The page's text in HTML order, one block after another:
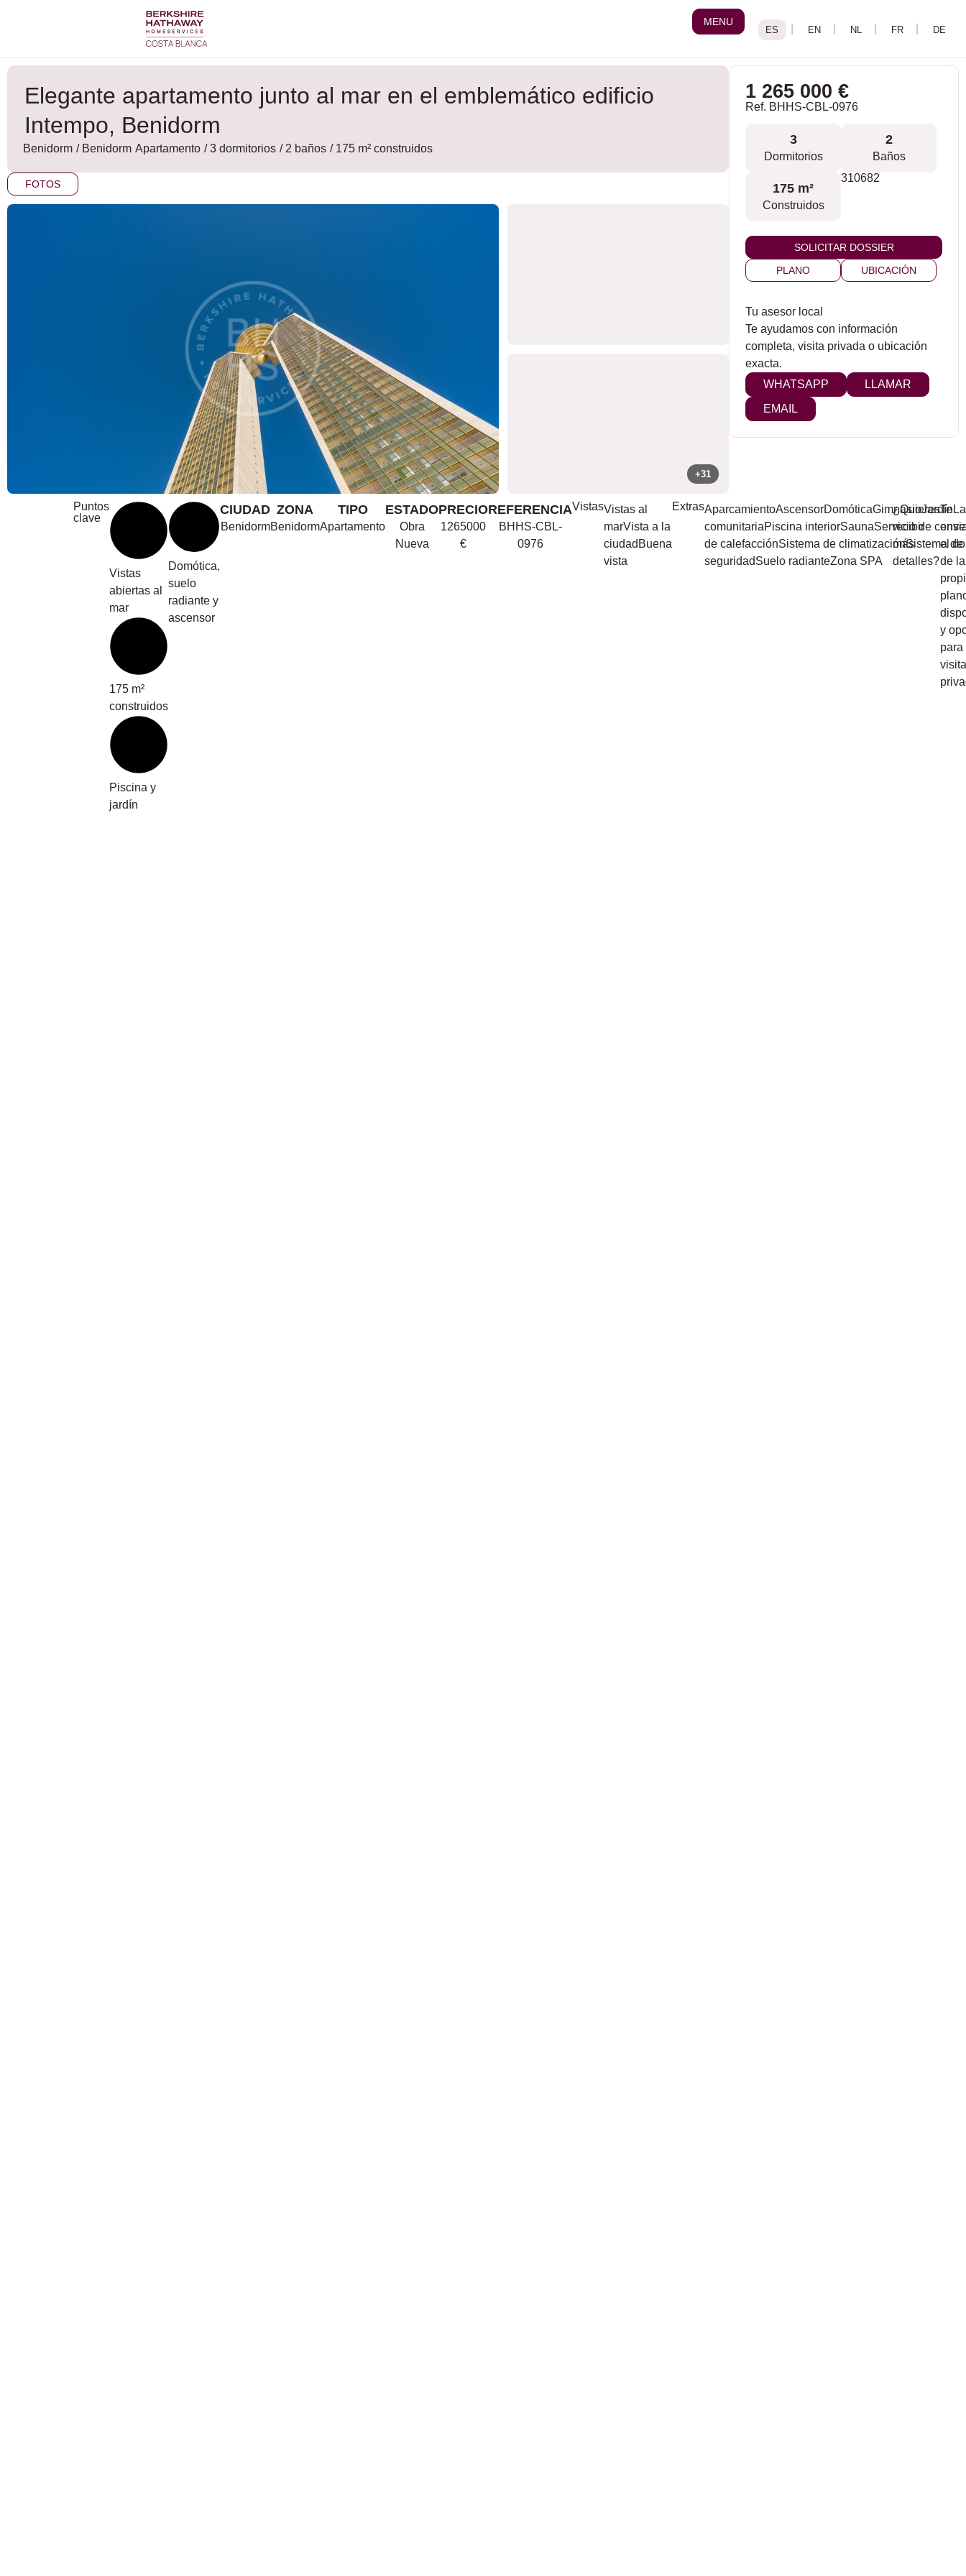
MENU
Elegante apartamento junto al mar en el emblemático edificio
Intempo, Benidorm
Benidorm / Benidorm Apartamento / 3 dormitorios / 2 baños / 175 m² construidos
FOTOS
+31
1 265 000 €
Ref. BHHS-CBL-0976
3
Dormitorios
2
Baños
175 m²
Construidos
310682
SOLICITAR DOSSIER
PLANO
UBICACIÓN
Tu asesor local
Te ayudamos con información
completa, visita privada o ubicación
exacta.
WHATSAPP
LLAMAR
EMAIL
Puntos
clave
Vistas
abiertas al
mar
175 m²
construidos
Piscina y
jardín
Domótica,
suelo
radiante y
ascensor
CIUDAD
Benidorm
ZONA
Benidorm
TIPO
Apartamento
ESTADO
Obra
Nueva
PRECIO
1265000
€
REFERENCIA
BHHS-CBL-
0976
VistasVistas al
marVista a la
ciudad Buena
vista
ExtrasAparcamientoAscensorDomóticaGimnasioJardín
comunitariaPiscina interiorSaunaServicio de
de calefacciónSistema de climatizaciónSistema de
seguridadSuelo radianteZona SPA
¿Quieres
recibir
más
detalles?
Te
el
de la
y
para
visita